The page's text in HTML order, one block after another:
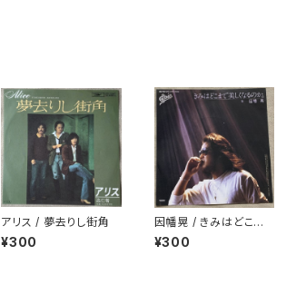
アリス / 夢去りし街角
¥300
因幡晃 / きみはどこま
で美しくなるのか
¥300